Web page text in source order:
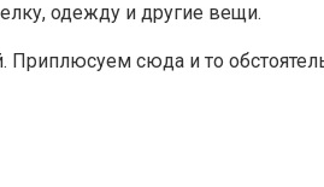
одежду и другие вещи.
сюда и то